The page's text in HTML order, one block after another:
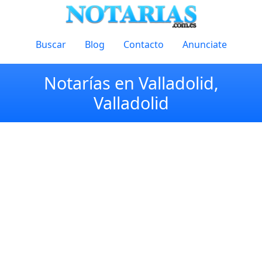
Buscar Blog Contacto Anunciate
Notarías en Valladolid,
Valladolid